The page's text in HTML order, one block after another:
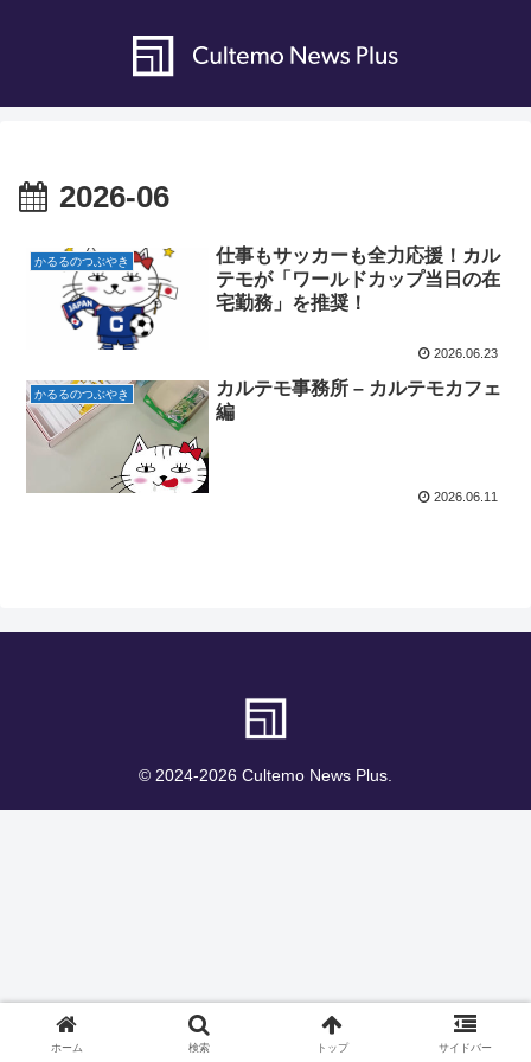
2026-06
かるるのつぶやき
仕事もサッカーも全力応援！カル
テモが「ワールドカップ当日の在
宅勤務」を推奨！
2026.06.23
かるるのつぶやき
カルテモ事務所 – カルテモカフェ
編
2026.06.11
© 2024-2026 Cultemo News Plus.
ホーム 検索 トップ サイドバー